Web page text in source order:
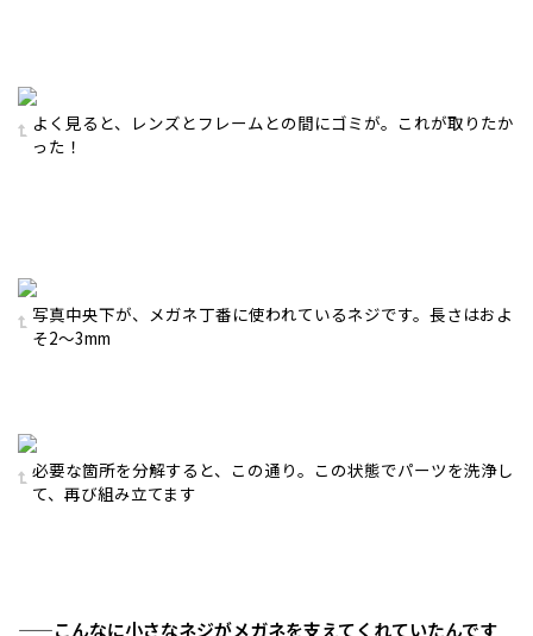
よく見ると、レンズとフレームとの間にゴミが。これが取りたか
った！
写真中央下が、メガネ丁番に使われているネジです。長さはおよ
そ2〜3mm
必要な箇所を分解すると、この通り。この状態でパーツを洗浄し
て、再び組み立てます
——こんなに小さなネジがメガネを支えてくれていたんです